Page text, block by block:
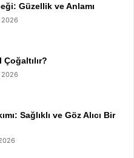
Güzellik ve Anlamı
2026
2026
Sağlıklı ve Göz Alıcı Bir